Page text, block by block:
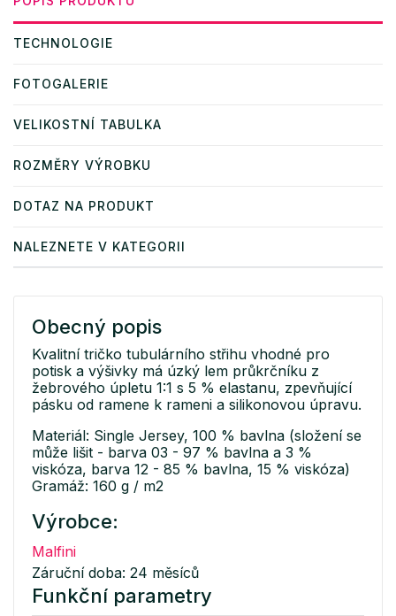
TECHNOLOGIE
FOTOGALERIE
VELIKOSTNÍ TABULKA
ROZMĚRY VÝROBKU
DOTAZ NA PRODUKT
NALEZNETE V KATEGORII
Obecný popis
Kvalitní tričko tubulárního střihu vhodné pro
potisk a výšivky má úzký lem průkrčníku z
žebrového úpletu 1:1 s 5 % elastanu, zpevňující
pásku od ramene k rameni a silikonovou úpravu.
Materiál: Single Jersey, 100 % bavlna (složení se
může lišit - barva 03 - 97 % bavlna a 3 %
viskóza, barva 12 - 85 % bavlna, 15 % viskóza)
Gramáž: 160 g / m2
Výrobce:
Malfini
Záruční doba: 24 měsíců
Funkční parametry